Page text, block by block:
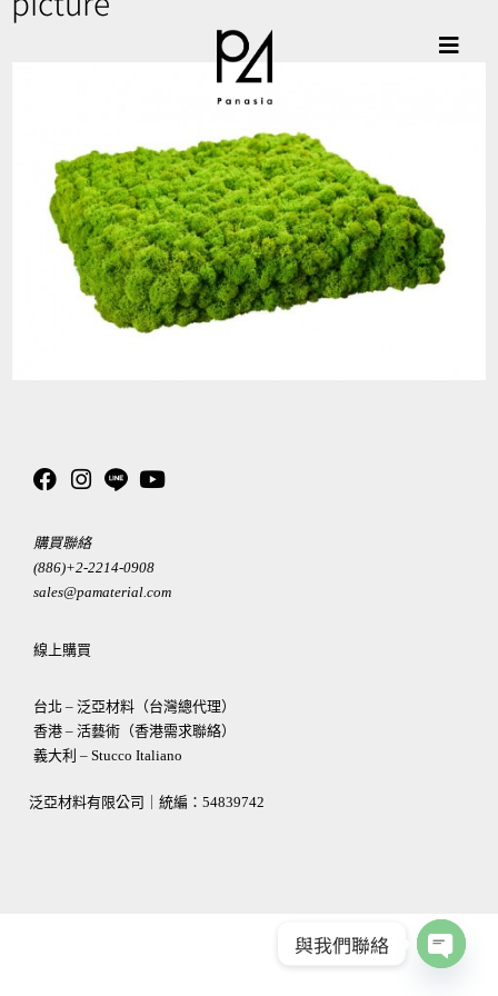
購買聯絡
(886)+2-2214-0908
sales@pamaterial.com
線上購買
台北 – 泛亞材料（台灣總代理）
香港 – 活藝術（香港需求聯絡）
義大利 – Stucco Italiano
泛亞材料有限公司｜統編： 54839742
與我們聯絡